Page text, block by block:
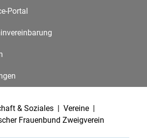
Portal
& Soziales
Vereine
Frauenbund Zweigverein